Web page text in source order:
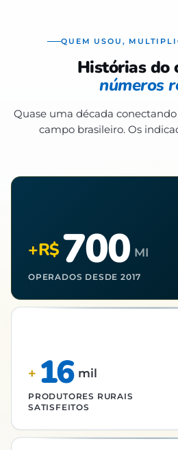
QUEM USOU,
Histórias do
números
Quase uma década
campo brasileiro. Os
+R$700 MI
OPERADOS DESDE 2017
+ 16 mil
PRODUTORES RURAIS
SATISFEITOS